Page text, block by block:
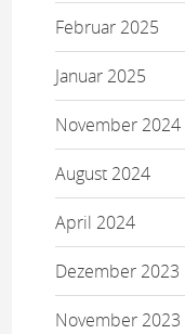
Februar 2025
Januar 2025
November 2024
August 2024
April 2024
Dezember 2023
November 2023